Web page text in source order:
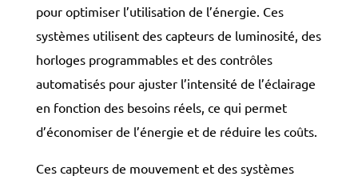
pour optimiser l’utilisation de l’énergie. Ces
systèmes utilisent des capteurs de luminosité, des
horloges programmables et des contrôles
automatisés pour ajuster l’intensité de l’éclairage
en fonction des besoins réels, ce qui permet
d’économiser de l’énergie et de réduire les coûts.
Ces capteurs de mouvement et des systèmes